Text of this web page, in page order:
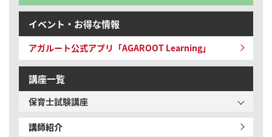
イベント・お得な情報
アガルート公式アプリ「AGAROOT Learning」
講座一覧
保育士試験講座
講師紹介